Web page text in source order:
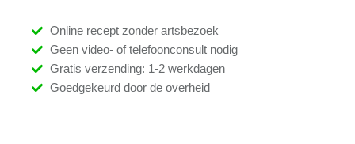
Online recept zonder artsbezoek
Geen video- of telefoonconsult nodig
Gratis verzending: 1-2 werkdagen
Goedgekeurd door de overheid